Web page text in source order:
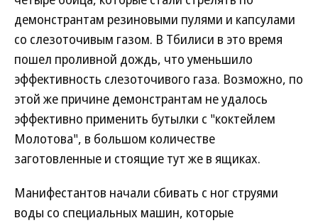
демонстрантам резиновыми пулями и капсулами
со слезоточивым газом. В Тбилиси в это время
пошел проливной дождь, что уменьшило
эффективность слезоточивого газа. Возможно, по
этой же причине демонстрантам не удалось
эффективно применить бутылки с "коктейлем
Молотова", в большом количестве
заготовленные и стоящие тут же в ящиках.
Манифестантов начали сбивать с ног струями
воды со специальных машин, которые